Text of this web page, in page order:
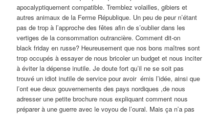
apocalyptiquement compatible. Tremblez volailles, gibiers et
autres animaux de la Ferme République. Un peu de peur n’étant
pas de trop à l’approche des fêtes afin de s’oublier dans les
vertiges de la consommation outrancière. Comment dit-on
black friday en russe? Heureusement que nos bons maîtres sont
trop occupés à essayer de nous bricoler un budget et nous inciter
à éviter la dépense inutile. Je doute fort qu’il ne se soit pas
trouvé un idiot inutile de service pour avoir émis l’idée, ainsi que
l’ont eue deux gouvernements des pays nordiques ,de nous
adresser une petite brochure nous expliquant comment nous
préparer à une guerre avec le voyou de l’oural. Mais ça n’a pas